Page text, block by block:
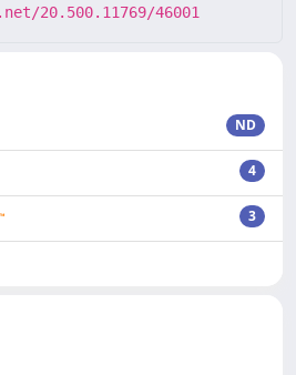
20.500.11769/46001
ND
4
3